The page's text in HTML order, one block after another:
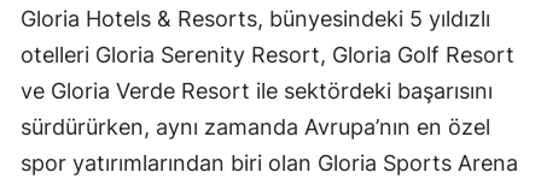
Gloria Hotels & Resorts, bünyesindeki 5 yıldızlı
otelleri Gloria Serenity Resort, Gloria Golf Resort
ve Gloria Verde Resort ile sektördeki başarısını
sürdürürken, aynı zamanda Avrupa’nın en özel
spor yatırımlarından biri olan Gloria Sports Arena